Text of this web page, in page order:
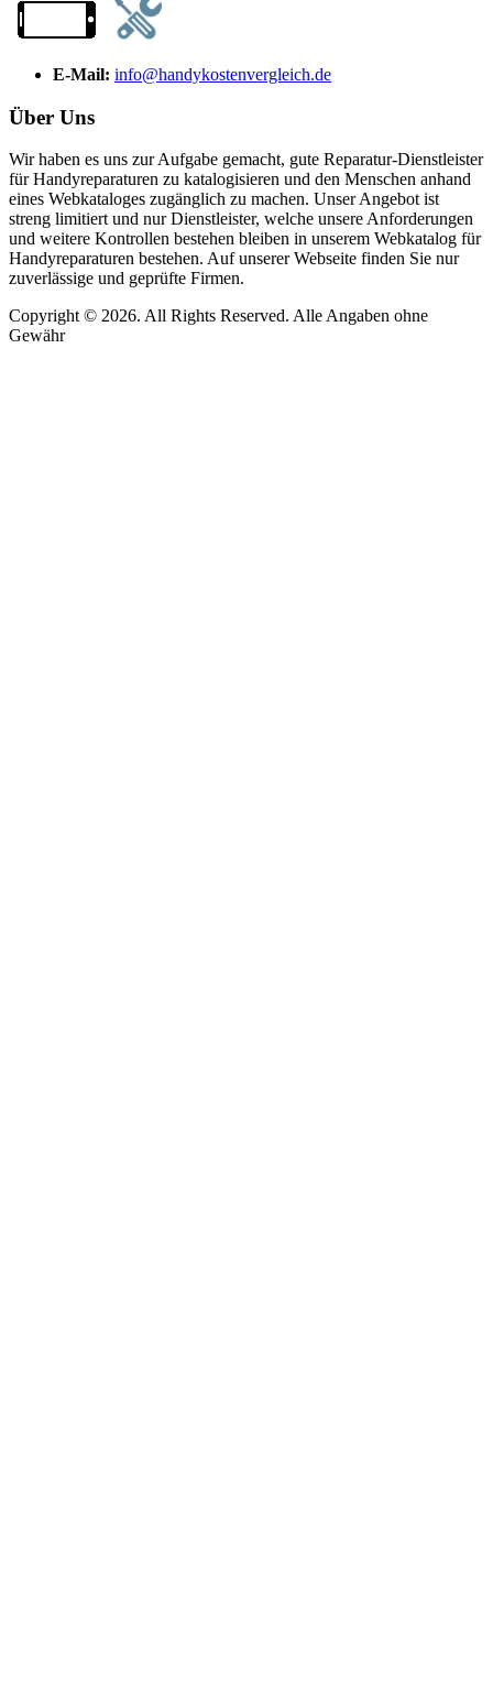
E-Mail: info@handykostenvergleich.de
Über Uns
Wir haben es uns zur Aufgabe gemacht, gute Reparatur-Dienstleister
für Handyreparaturen zu katalogisieren und den Menschen anhand
eines Webkataloges zugänglich zu machen. Unser Angebot ist
streng limitiert und nur Dienstleister, welche unsere Anforderungen
und weitere Kontrollen bestehen bleiben in unserem Webkatalog für
Handyreparaturen bestehen. Auf unserer Webseite finden Sie nur
zuverlässige und geprüfte Firmen.
Copyright © 2026. All Rights Reserved. Alle Angaben ohne
Gewähr